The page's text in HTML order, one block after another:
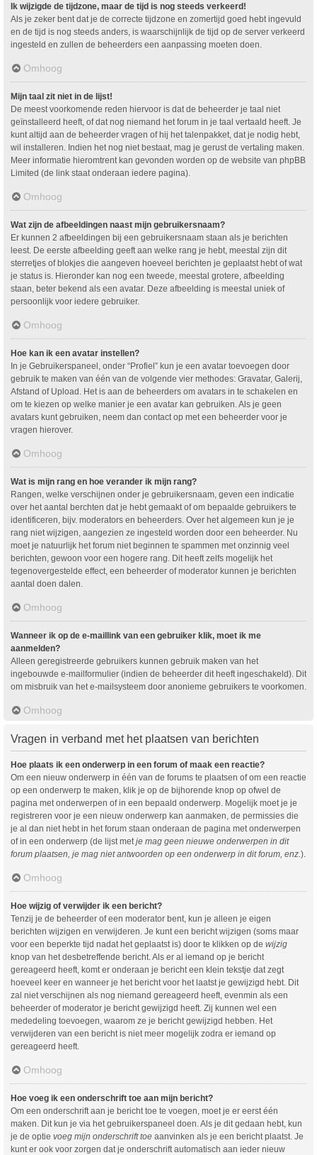
Ik wijzigde de tijdzone, maar de tijd is nog steeds verkeerd!
Als je zeker bent dat je de correcte tijdzone en zomertijd goed hebt ingevuld
en de tijd is nog steeds anders, is waarschijnlijk de tijd op de server verkeerd
ingesteld en zullen de beheerders een aanpassing moeten doen.
Omhoog
Mijn taal zit niet in de lijst!
De meest voorkomende reden hiervoor is dat de beheerder je taal niet
geïnstalleerd heeft, of dat nog niemand het forum in je taal vertaald heeft. Je
kunt altijd aan de beheerder vragen of hij het talenpakket, dat je nodig hebt,
wil installeren. Indien het nog niet bestaat, mag je gerust de vertaling maken.
Meer informatie hieromtrent kan gevonden worden op de website van phpBB
Limited (de link staat onderaan iedere pagina).
Omhoog
Wat zijn de afbeeldingen naast mijn gebruikersnaam?
Er kunnen 2 afbeeldingen bij een gebruikersnaam staan als je berichten
leest. De eerste afbeelding geeft aan welke rang je hebt, meestal zijn dit
sterretjes of blokjes die aangeven hoeveel berichten je geplaatst hebt of wat
je status is. Hieronder kan nog een tweede, meestal grotere, afbeelding
staan, beter bekend als een avatar. Deze afbeelding is meestal uniek of
persoonlijk voor iedere gebruiker.
Omhoog
Hoe kan ik een avatar instellen?
In je Gebruikerspaneel, onder “Profiel” kun je een avatar toevoegen door
gebruik te maken van één van de volgende vier methodes: Gravatar, Galerij,
Afstand of Upload. Het is aan de beheerders om avatars in te schakelen en
om te kiezen op welke manier je een avatar kan gebruiken. Als je geen
avatars kunt gebruiken, neem dan contact op met een beheerder voor je
vragen hierover.
Omhoog
Wat is mijn rang en hoe verander ik mijn rang?
Rangen, welke verschijnen onder je gebruikersnaam, geven een indicatie
over het aantal berchten dat je hebt gemaakt of om bepaalde gebruikers te
identificeren, bijv. moderators en beheerders. Over het algemeen kun je je
rang niet wijzigen, aangezien ze ingesteld worden door een beheerder. Nu
moet je natuurlijk het forum niet beginnen te spammen met onzinnig veel
berichten, gewoon voor een hogere rang. Dit heeft zelfs mogelijk het
tegenovergestelde effect, een beheerder of moderator kunnen je berichten
aantal doen dalen.
Omhoog
Wanneer ik op de e-maillink van een gebruiker klik, moet ik me
aanmelden?
Alleen geregistreerde gebruikers kunnen gebruik maken van het
ingebouwde e-mailformulier (indien de beheerder dit heeft ingeschakeld). Dit
om misbruik van het e-mailsysteem door anonieme gebruikers te voorkomen.
Omhoog
Vragen in verband met het plaatsen van berichten
Hoe plaats ik een onderwerp in een forum of maak een reactie?
Om een nieuw onderwerp in één van de forums te plaatsen of om een reactie
op een onderwerp te maken, klik je op de bijhorende knop op ofwel de
pagina met onderwerpen of in een bepaald onderwerp. Mogelijk moet je je
registreren voor je een nieuw onderwerp kan aanmaken, de permissies die
je al dan niet hebt in het forum staan onderaan de pagina met onderwerpen
of in een onderwerp (de lijst met je mag geen nieuwe onderwerpen in dit
forum plaatsen, je mag niet antwoorden op een onderwerp in dit forum, enz. ).
Omhoog
Hoe wijzig of verwijder ik een bericht?
Tenzij je de beheerder of een moderator bent, kun je alleen je eigen
berichten wijzigen en verwijderen. Je kunt een bericht wijzigen (soms maar
voor een beperkte tijd nadat het geplaatst is) door te klikken op de wijzig
knop van het desbetreffende bericht. Als er al iemand op je bericht
gereageerd heeft, komt er onderaan je bericht een klein tekstje dat zegt
hoeveel keer en wanneer je het bericht voor het laatst je gewijzigd hebt. Dit
zal niet verschijnen als nog niemand gereageerd heeft, evenmin als een
beheerder of moderator je bericht gewijzigd heeft. Zij kunnen wel een
mededeling toevoegen, waarom ze je bericht gewijzigd hebben. Het
verwijderen van een bericht is niet meer mogelijk zodra er iemand op
gereageerd heeft.
Omhoog
Hoe voeg ik een onderschrift toe aan mijn bericht?
Om een onderschrift aan je bericht toe te voegen, moet je er eerst één
maken. Dit kun je via het gebruikerspaneel doen. Als je dit gedaan hebt, kun
je de optie voeg mijn onderschrift toe aanvinken als je een bericht plaatst. Je
kunt er ook voor zorgen dat je onderschrift automatisch aan ieder nieuw